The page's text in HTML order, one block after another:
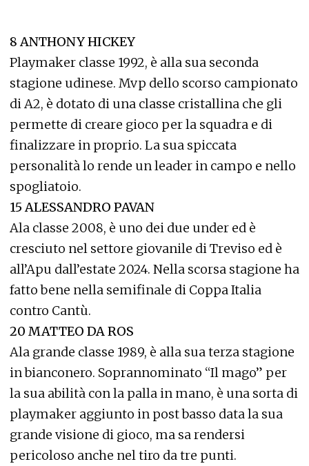
8 ANTHONY HICKEY
Playmaker classe 1992, è alla sua seconda
stagione udinese. Mvp dello scorso campionato
di A2, è dotato di una classe cristallina che gli
permette di creare gioco per la squadra e di
finalizzare in proprio. La sua spiccata
personalità lo rende un leader in campo e nello
spogliatoio.
15 ALESSANDRO PAVAN
Ala classe 2008, è uno dei due under ed è
cresciuto nel settore giovanile di Treviso ed è
all’Apu dall’estate 2024. Nella scorsa stagione ha
fatto bene nella semifinale di Coppa Italia
contro Cantù.
20 MATTEO DA ROS
Ala grande classe 1989, è alla sua terza stagione
in bianconero. Soprannominato “Il mago” per
la sua abilità con la palla in mano, è una sorta di
playmaker aggiunto in post basso data la sua
grande visione di gioco, ma sa rendersi
pericoloso anche nel tiro da tre punti.